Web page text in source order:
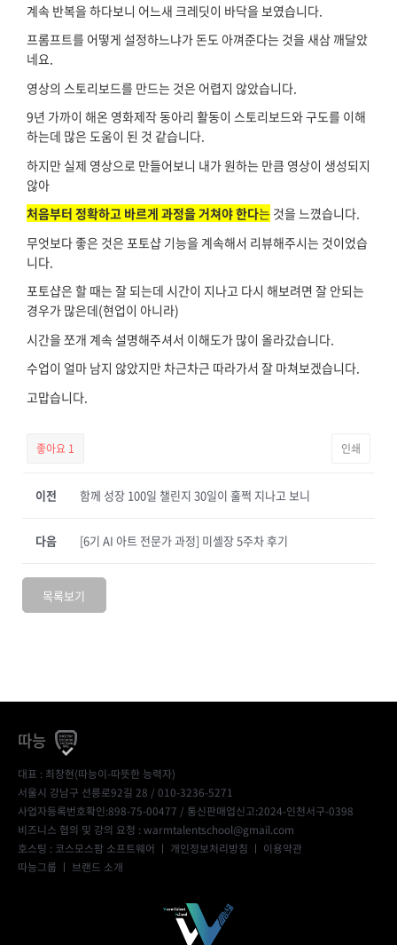
계속 반복을 하다보니 어느새 크레딧이 바닥을 보였습니다.
프롬프트를 어떻게 설정하느냐가 돈도 아껴준다는 것을 새삼 깨달았
네요.
영상의 스토리보드를 만드는 것은 어렵지 않았습니다.
9년 가까이 해온 영화제작 동아리 활동이 스토리보드와 구도를 이해
하는데 많은 도움이 된 것 같습니다.
하지만 실제 영상으로 만들어보니 내가 원하는 만큼 영상이 생성되지
않아
처음부터 정확하고 바르게 과정을 거쳐야 한다는 것을 느꼈습니다.
무엇보다 좋은 것은 포토샵 기능을 계속해서 리뷰해주시는 것이었습
니다.
포토샵은 할 때는 잘 되는데 시간이 지나고 다시 해보려면 잘 안되는
경우가 많은데(현업이 아니라)
시간을 쪼개 계속 설명해주셔서 이해도가 많이 올라갔습니다.
수업이 얼마 남지 않았지만 차근차근 따라가서 잘 마쳐보겠습니다.
고맙습니다.
좋아요 1 인쇄
이전 함께 성장 100일 챌린지 30일이 훌쩍 지나고 보니
[6기 AI 아트 전문가 과정] 미셸장 5주차 후기
다음
목록보기
따능
대표 : 최창현(따능이-따뜻한 능력자)
서울시 강남구 선릉로92길 28 / 010-3236-5271
사업자등록번호확인:898-75-00477 / 통신판매업신고:2024-인천서구-0398
비즈니스 협의 및 강의 요청 : warmtalentschool@gmail.com
호스팅 : 코스모스팜 소프트웨어 ㅣ 개인정보처리방침 ㅣ 이용약관
따능그룹 ㅣ 브랜드 소개